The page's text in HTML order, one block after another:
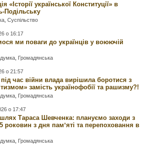
«Історії української Конституції» в
Подільську
,Суспільство
о 16:17
ми поваги до українців у воюючій
Громадянська
о 21:57
час війни влада вирішила боротися з
замість українофобії та рашизму?!
Громадянська
о 17:47
Тараса Шевченка: плануємо заходи з
роковин з дня памʼяті та перепоховання в
Громадянська